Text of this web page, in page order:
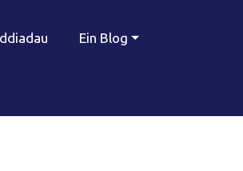
Ein Blog